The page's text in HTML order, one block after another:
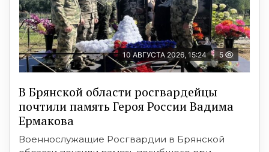
10 АВГУСТА 2026, 15:24 5
В Брянской области росгвардейцы
почтили память Героя России Вадима
Ермакова
Военнослужащие Росгвардии в Брянской